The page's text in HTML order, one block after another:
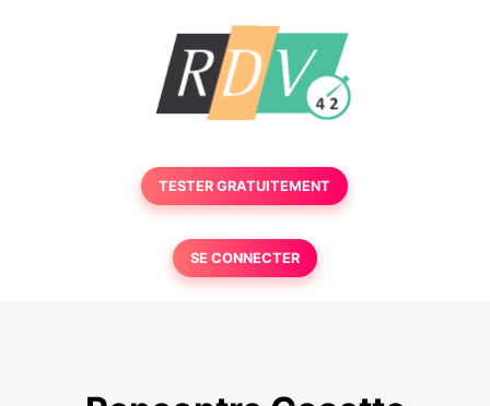
TESTER GRATUITEMENT
SE CONNECTER